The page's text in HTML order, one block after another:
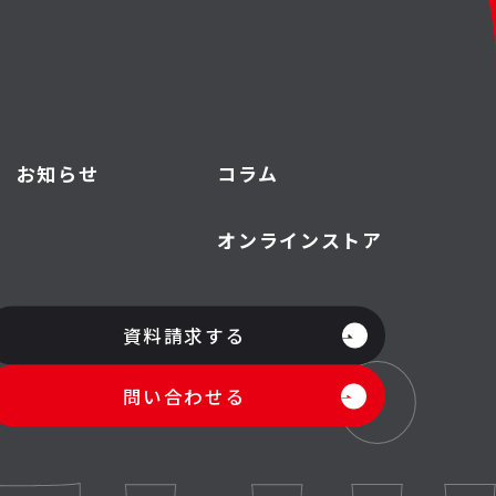
お知らせ コラム
オンラインストア
資料請求する
問い合わせる